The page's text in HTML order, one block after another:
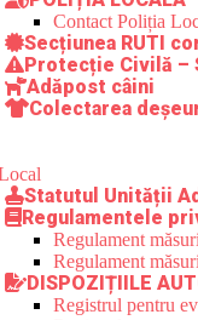
Contact Poliția
Secțiunea RUTI
Protecție Civilă –
Adăpost câini
Colectarea
Statutul Unității
Regulamentele
Regulament
Regulament
DISPOZIȚIILE
Registrul pentru